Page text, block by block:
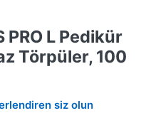
PRO L Pedikür
Törpüler, 100
siz olun